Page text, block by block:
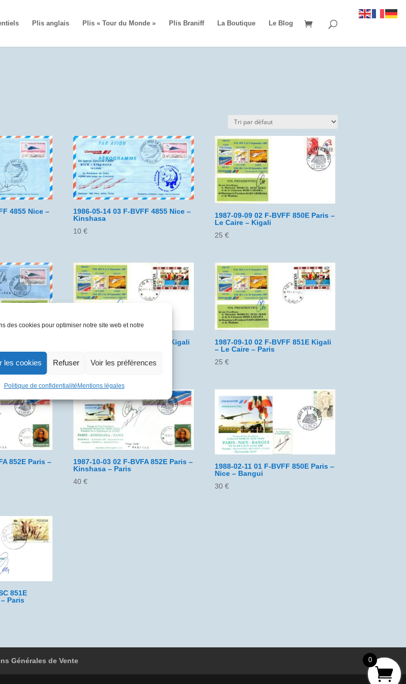
des cookies pour optimiser notre site web et notre
les cookies Refuser Voir les préférences
Politique de confidentialitéMentions légales
Plis anglais Plis « Tour du Monde » Plis Braniff La Boutique Le Blog
4855 Nice –
1986-05-14 03 F-BVFF 4855 Nice –
Kinshasa
10€
1987-09-09 02 F-BVFF 850E Paris –
Le Caire – Kigali
25€
850E Paris –
1987-09-10 01 F-BVFF 851E Kigali
25
1987-09-10 02 F-BVFF 851E Kigali
– Le Caire – Paris
25€
852E Paris –
1987-10-03 02 F-BVFA 852E Paris –
Kinshasa – Paris
40€
1988-02-11 01 F-BVFF 850E Paris –
Nice – Bangui
30€
851E
Paris
Générales de Vente 0